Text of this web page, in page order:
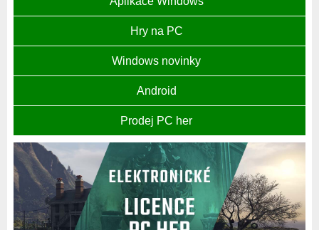
Hry na PC
Windows novinky
Android
Prodej PC her